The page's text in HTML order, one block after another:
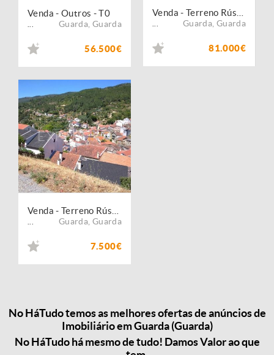
Venda - Outros - T0
Guarda Guarda
56.500€
Guarda Guarda
81.000€
Guarda Guarda
7.500€
No HáTudo temos as melhores ofertas de anúncios de
Imobiliário em Guarda (Guarda)
No HáTudo há mesmo de tudo! Damos Valor ao que